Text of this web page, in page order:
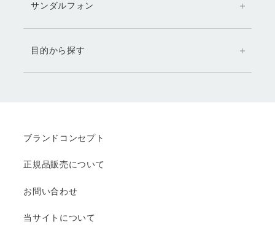
サンダルフォン
目的から探す
ブランドコンセプト
正規品販売について
お問い合わせ
当サイトについて